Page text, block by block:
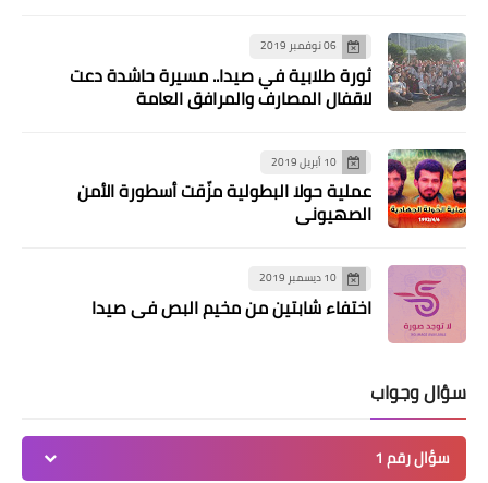
06 نوفمبر 2019
ثورة طلابية في صيدا.. مسيرة حاشدة دعت
لاقفال المصارف والمرافق العامة
10 أبريل 2019
عملية حولا البطولية مزّقت أسطورة الأمن
الصهيوني
10 ديسمبر 2019
اختفاء شابتين من مخيم البص في صيدا
سؤال وجواب
سؤال رقم 1